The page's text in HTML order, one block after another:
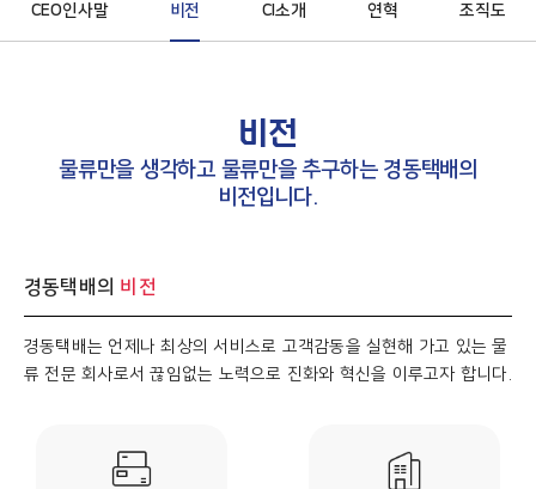
CEO인사말 비전 CI소개 연혁 조직도
비전
물류만을 생각하고 물류만을 추구하는 경동택배의
비전입니다.
경동택배의 비전
경동택배는 언제나 최상의 서비스로 고객감동을 실현해 가고 있는 물
류 전문 회사로서 끊임없는 노력으로 진화와 혁신을 이루고자 합니다.